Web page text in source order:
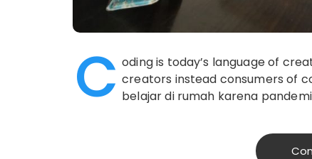
C oding is today’s language of
creators instead consumers of
belajar di rumah karena pandemi